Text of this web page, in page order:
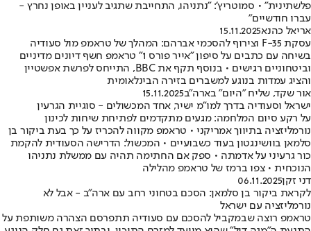
פלשתינית" • סמוטריץ': "נתניהו, התחייבת שתגיב לעניין באופן נחרץ -
עברו חודשיים"
אריאל כהנא15.11.2025
עסקת F-35 וצירוף להסכמי אברהם: המהלך של טראמפ מול סעודיה
בשיחה עם כתבים על סיפון "אייר פורס 1" טראמפ חשף דיונים מדיניים
וביטחוניים רגישים • בנוסף תקף את BBC, התייחס לפרשת אפשטיין
והציג עמדות בנוגע למשברים בזירה הבינלאומית
אור שקד, שליח "היום" בארה"ב15.11.2025
ישראל וסעודיה בדרך למו"מ ישיר, אחד המכשולים - סוגיית הגרעין
על רקע סיום המלחמה: מגעים מתקדמים לפתיחת שיחות לכינון
נורמליזציה בתיווך אמריקני • טראמפ מקווה להכריז על כך בעת ביקור בן
סלמאן בוושינגטון בעוד כשבועיים • המכשול: הדרישה הסעודית להקמת
כור גרעיני על אדמתה • ספק אם החתימה תהיה עם ממשלת נתניהו
הנוכחית • צפו ברמז של טראמפ מהלילה
דני זקן06.11.2025
לקראת ביקור בן סלמאן: הסכם בטחוני רחב עם ארה"ב - אבל לא
נורמליזציה עם ישראל
טראמפ רוצה שבמקביל להסכם עם סעודיה תתפרסם הצהרה משותפת על